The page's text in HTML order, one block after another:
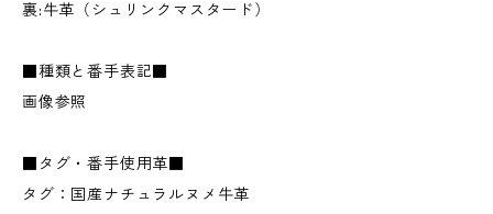
裏:牛革（シュリンクマスタード）
■種類と番手表記■
画像参照
■タグ・番手使用革■
タグ：国産ナチュラルヌメ牛革